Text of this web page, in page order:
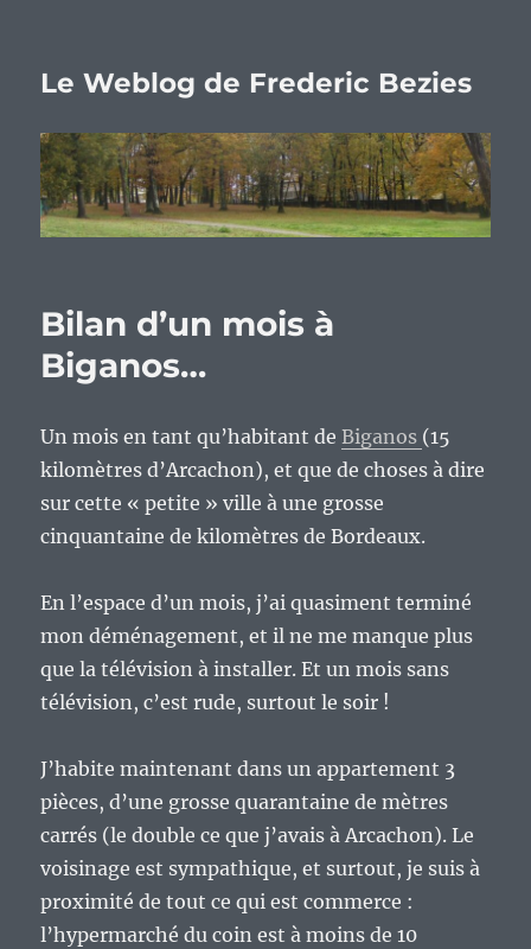
Le Weblog de Frederic Bezies
Bilan d’un mois à
Biganos…
Un mois en tant qu’habitant deBiganos (15
kilomètres d’Arcachon), et que de choses à dire
sur cette « petite » ville à une grosse
cinquantaine de kilomètres de Bordeaux.
En l’espace d’un mois, j’ai quasiment terminé
mon déménagement, et il ne me manque plus
que la télévision à installer. Et un mois sans
télévision, c’est rude, surtout le soir !
J’habite maintenant dans un appartement 3
pièces, d’une grosse quarantaine de mètres
carrés (le double ce que j’avais à Arcachon). Le
voisinage est sympathique, et surtout, je suis à
proximité de tout ce qui est commerce :
l’hypermarché du coin est à moins de 10